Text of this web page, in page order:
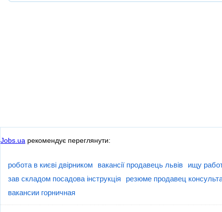
Jobs.ua рекомендує переглянути:
робота в києві двірником вакансії продавець львів
ищу
зав складом посадова інструкція
резюме продавец
вакансии горничная